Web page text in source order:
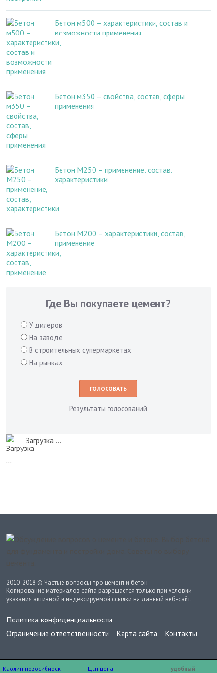
Бетон м500 – характеристики, состав и
возможности применения
Бетон м350 – свойства, состав, сферы
применения
Бетон М250 – применение, состав,
характеристики
Бетон М200 – характеристики, состав,
применение
Где Вы покупаете цемент?
У дилеров
На заводе
В строительных супермаркетах
На рынках
Результаты голосований
Загрузка ...
2010-2018 © Частые вопросы про цемент и бетон
Копирование материалов сайта разрешается только при условии
указания активной и индексируемой ссылки на данный веб-сайт.
Политика конфиденциальности
Ограничение ответственности
Карта сайта Контакты
Каолин новосибирск Цсп цена удобный